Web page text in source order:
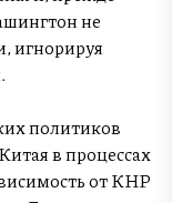
не
игнорируя
политиков
в процессах
от КНР